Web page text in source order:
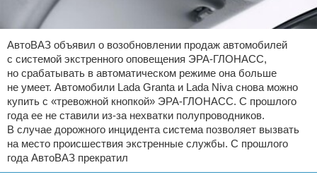
АвтоВАЗ объявил о возобновлении продаж автомобилей
с системой экстренного оповещения ЭРА-ГЛОНАСС,
но срабатывать в автоматическом режиме она больше
не умеет. Автомобили Lada Granta и Lada Niva снова можно
купить с «тревожной кнопкой» ЭРА-ГЛОНАСС. С прошлого
года ее не ставили из-за нехватки полупроводников.
В случае дорожного инцидента система позволяет вызвать
на место происшествия экстренные службы. С прошлого
года АвтоВАЗ прекратил